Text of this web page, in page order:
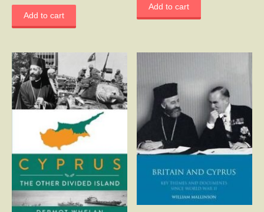
Add to cart
Add to cart